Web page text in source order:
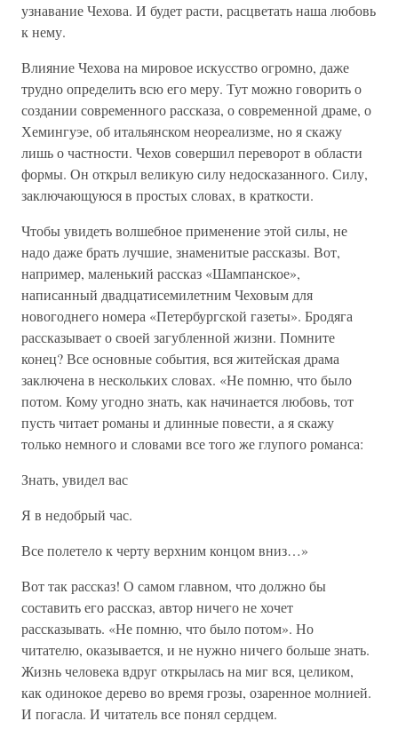
узнавание Чехова. И будет расти, расцветать наша любовь
к нему.
Влияние Чехова на мировое искусство огромно, даже
трудно определить всю его меру. Тут можно говорить о
создании современного рассказа, о современной драме, о
Хемингуэе, об итальянском неореализме, но я скажу
лишь о частности. Чехов совершил переворот в области
формы. Он открыл великую силу недосказанного. Силу,
заключающуюся в простых словах, в краткости.
Чтобы увидеть волшебное применение этой силы, не
надо даже брать лучшие, знаменитые рассказы. Вот,
например, маленький рассказ «Шампанское»,
написанный двадцатисемилетним Чеховым для
новогоднего номера «Петербургской газеты». Бродяга
рассказывает о своей загубленной жизни. Помните
конец? Все основные события, вся житейская драма
заключена в нескольких словах. «Не помню, что было
потом. Кому угодно знать, как начинается любовь, тот
пусть читает романы и длинные повести, а я скажу
только немного и словами все того же глупого романса:
Знать, увидел вас
Я в недобрый час.
Все полетело к черту верхним концом вниз…»
Вот так рассказ! О самом главном, что должно бы
составить его рассказ, автор ничего не хочет
рассказывать. «Не помню, что было потом». Но
читателю, оказывается, и не нужно ничего больше знать.
Жизнь человека вдруг открылась на миг вся, целиком,
как одинокое дерево во время грозы, озаренное молнией.
И погасла. И читатель все понял сердцем.